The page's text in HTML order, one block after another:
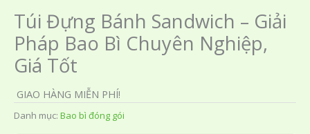
Túi Đựng Bánh Sandwich – Giải
Pháp Bao Bì Chuyên Nghiệp,
Giá Tốt
GIAO HÀNG MIỄN PHÍ!
Danh mục: Bao bì đóng gói